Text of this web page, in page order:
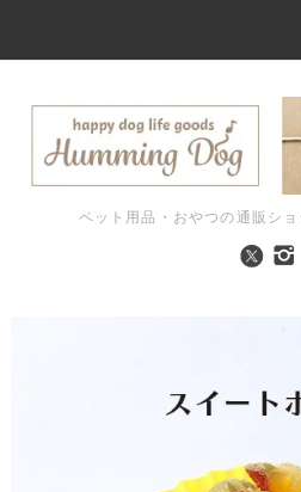
ペット用品・おやつの通販シ